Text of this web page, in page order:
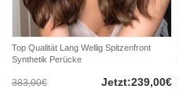
Top Qualität Lang Wellig Spitzenfront
Synthetik Perücke
383,00€ Jetzt:239,00€